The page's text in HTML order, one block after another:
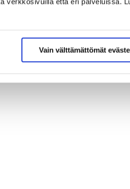
Vain välttämättömät